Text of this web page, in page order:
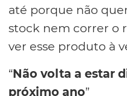
até porque não
stock nem correr o
ver esse produto à
“Não volta a estar
próximo ano”